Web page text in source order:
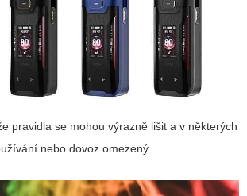
pravidla se mohou výrazně lišit a v některých
nebo dovoz omezený.